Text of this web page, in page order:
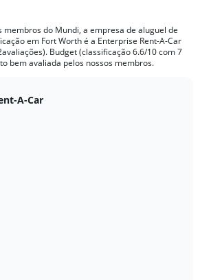
membros do Mundi, a empresa de aluguel de
em Fort Worth é a Enterprise Rent-A-Car
Budget (classificação 6.6/10 com 7
bem avaliada pelos nossos membros.
A-Car